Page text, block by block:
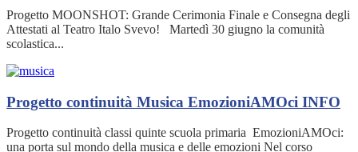
Progetto MOONSHOT: Grande Cerimonia Finale e Consegna degli
Attestati al Teatro Italo Svevo! Martedì 30 giugno la comunità
scolastica...
Progetto continuità Musica EmozioniAMOci INFO
Progetto continuità classi quinte scuola primaria EmozioniAMOci:
una porta sul mondo della musica e delle emozioni Nel corso